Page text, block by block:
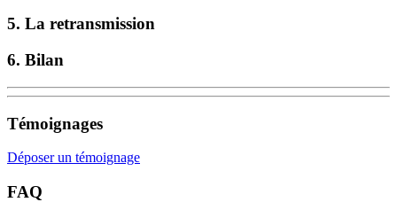
5. La retransmission
6. Bilan
Témoignages
Déposer un témoignage
FAQ